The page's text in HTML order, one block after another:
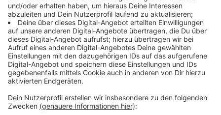
Anlage in Betrieb gegangen ist. Sie produziert Strom,
wie ihn 200 Vier-Personen-Haushalte im Jahr
verbrauchen. Von den Stadtwerken heißt es, sie haben
aktuell noch neue Projekte in der Pipeline, die
langfristig rund 10.000 solcher Haushalte versorgen
können.
Anzeige